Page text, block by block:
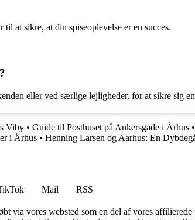
at sikre, at din spiseoplevelse er en succes.
eller ved særlige lejligheder, for at sikre sig
Viby • Guide til Posthuset på Ankersgade i Århus •
i Århus • Henning Larsen og Aarhus: En
Mail
RSS
via vores websted som en del af vores affilierede